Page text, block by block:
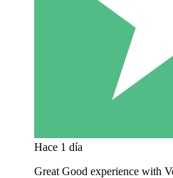
Hace 1 día
Great Good experience with